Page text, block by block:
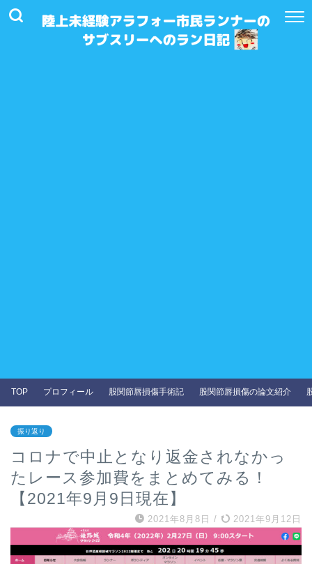
TOP プロフィール 股関節唇損傷手術記 股関節唇損傷の論文紹介
振り返り
コロナで中止となり返金されなかっ
たレース参加費をまとめてみる！
【2021年9月9日現在】
2021年8月8日 / 2021年9月12日